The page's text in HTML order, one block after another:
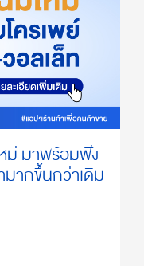
ม่ มาพร้อมฟัง
ากขึ้นกว่าเดิม